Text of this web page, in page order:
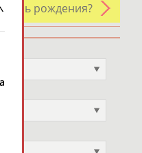
день рождения?